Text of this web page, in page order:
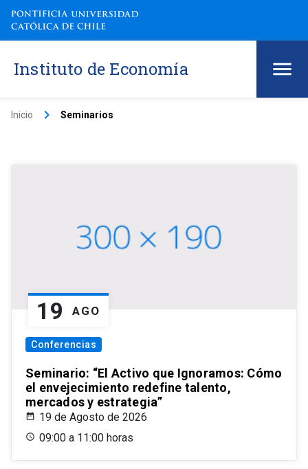
Instituto de Economía
Inicio keyboard_arrow_right Seminarios
19 AGO
Conferencias
Seminario: “El Activo que Ignoramos: Cómo
el envejecimiento redefine talento,
mercados y estrategia”
19 de Agosto de 2026
09:00 a 11:00 horas